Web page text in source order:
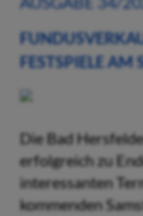
FESTSPIELE AM
Die Bad
erfolgreich zu
interessanten
kommenden